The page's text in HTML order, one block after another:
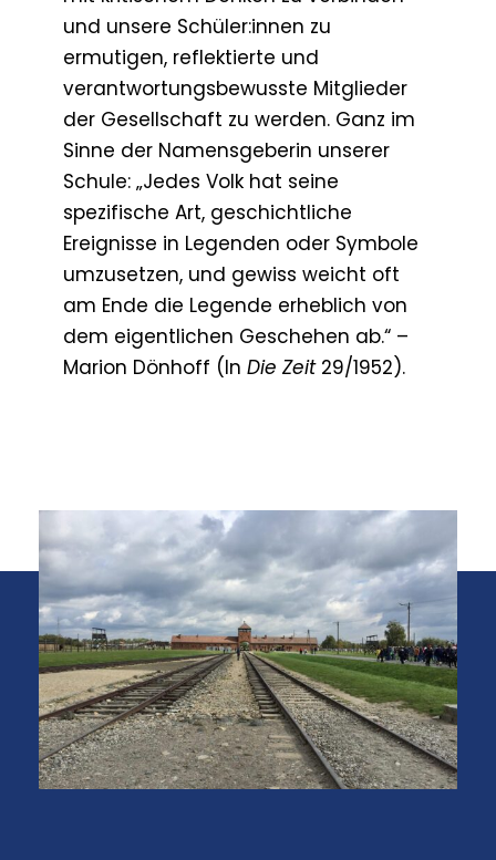
und unsere Schüler:innen zu
ermutigen, reflektierte und
verantwortungsbewusste Mitglieder
der Gesellschaft zu werden. Ganz im
Sinne der Namensgeberin unserer
Schule: „Jedes Volk hat seine
spezifische Art, geschichtliche
Ereignisse in Legenden oder Symbole
umzusetzen, und gewiss weicht oft
am Ende die Legende erheblich von
dem eigentlichen Geschehen ab.“ –
Marion Dönhoff (InDie Zeit29/1952).